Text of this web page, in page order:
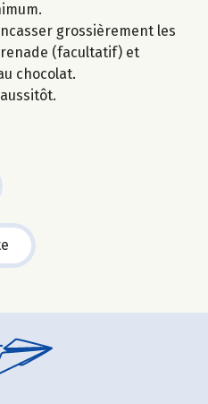
grossièrement les
(facultatif) et
chocolat.